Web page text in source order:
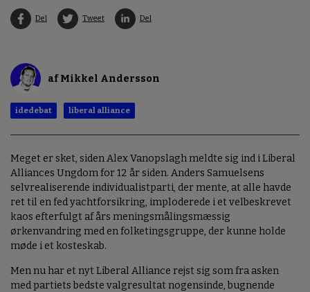
Del Tweet Del
af Mikkel Andersson
idedebat liberal alliance
Meget er sket, siden Alex Vanopslagh meldte sig ind i Liberal
Alliances Ungdom for 12 år siden. Anders Samuelsens
selvrealiserende individualistparti, der mente, at alle havde
ret til en fed yachtforsikring, imploderede i et velbeskrevet
kaos efterfulgt af års meningsmålingsmæssig
ørkenvandring med en folketingsgruppe, der kunne holde
møde i et kosteskab.
Men nu har et nyt Liberal Alliance rejst sig som fra asken
med partiets bedste valgresultat nogensinde, bugnende